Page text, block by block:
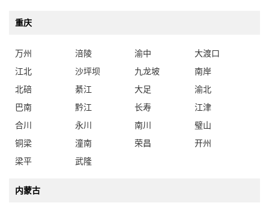
重庆
万州 涪陵 渝中
大渡口
江北
沙坪坝 九龙坡
南岸
北碚
綦江 大足
渝北
巴南
黔江 长寿
江津
合川
永川 南川
璧山
铜梁
潼南 荣昌
开州
梁平
武隆
内蒙古